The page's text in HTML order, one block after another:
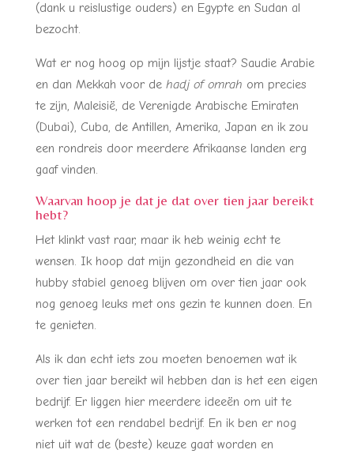
(dank u reislustige ouders) en Egypte en Sudan al
bezocht.
Wat er nog hoog op mijn lijstje staat? Saudie Arabie
en dan Mekkah voor de hadj of omrah om precies
te zijn, Maleisië, de Verenigde Arabische Emiraten
(Dubai), Cuba, de Antillen, Amerika, Japan en ik zou
een rondreis door meerdere Afrikaanse landen erg
gaaf vinden.
Waarvan hoop je dat je dat over tien jaar bereikt
hebt?
Het klinkt vast raar, maar ik heb weinig echt te
wensen. Ik hoop dat mijn gezondheid en die van
hubby stabiel genoeg blijven om over tien jaar ook
nog genoeg leuks met ons gezin te kunnen doen. En
te genieten.
Als ik dan echt iets zou moeten benoemen wat ik
over tien jaar bereikt wil hebben dan is het een eigen
bedrijf. Er liggen hier meerdere ideeën om uit te
werken tot een rendabel bedrijf. En ik ben er nog
niet uit wat de (beste) keuze gaat worden en